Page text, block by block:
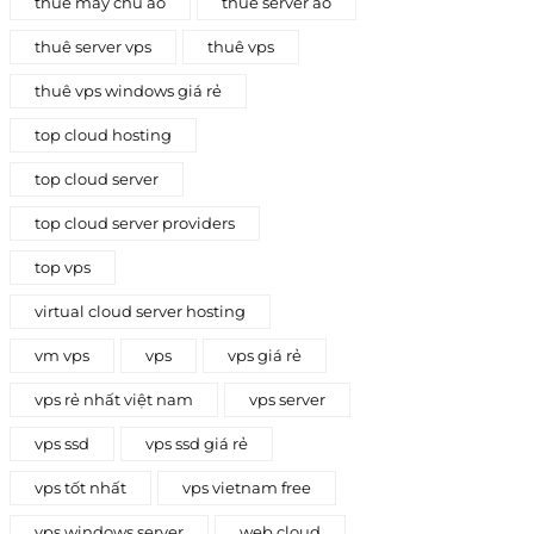
thuê server vps thuê vps
thuê vps windows giá rẻ
top cloud hosting
top cloud server
top cloud server providers
top vps
virtual cloud server hosting
vm vps vps vps giá rẻ
vps rẻ nhất việt nam vps server
vps ssd vps ssd giá rẻ
vps tốt nhất vps vietnam free